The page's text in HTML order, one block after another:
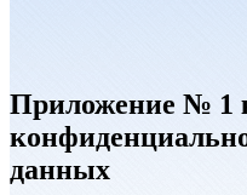
Приложение № 1
данных